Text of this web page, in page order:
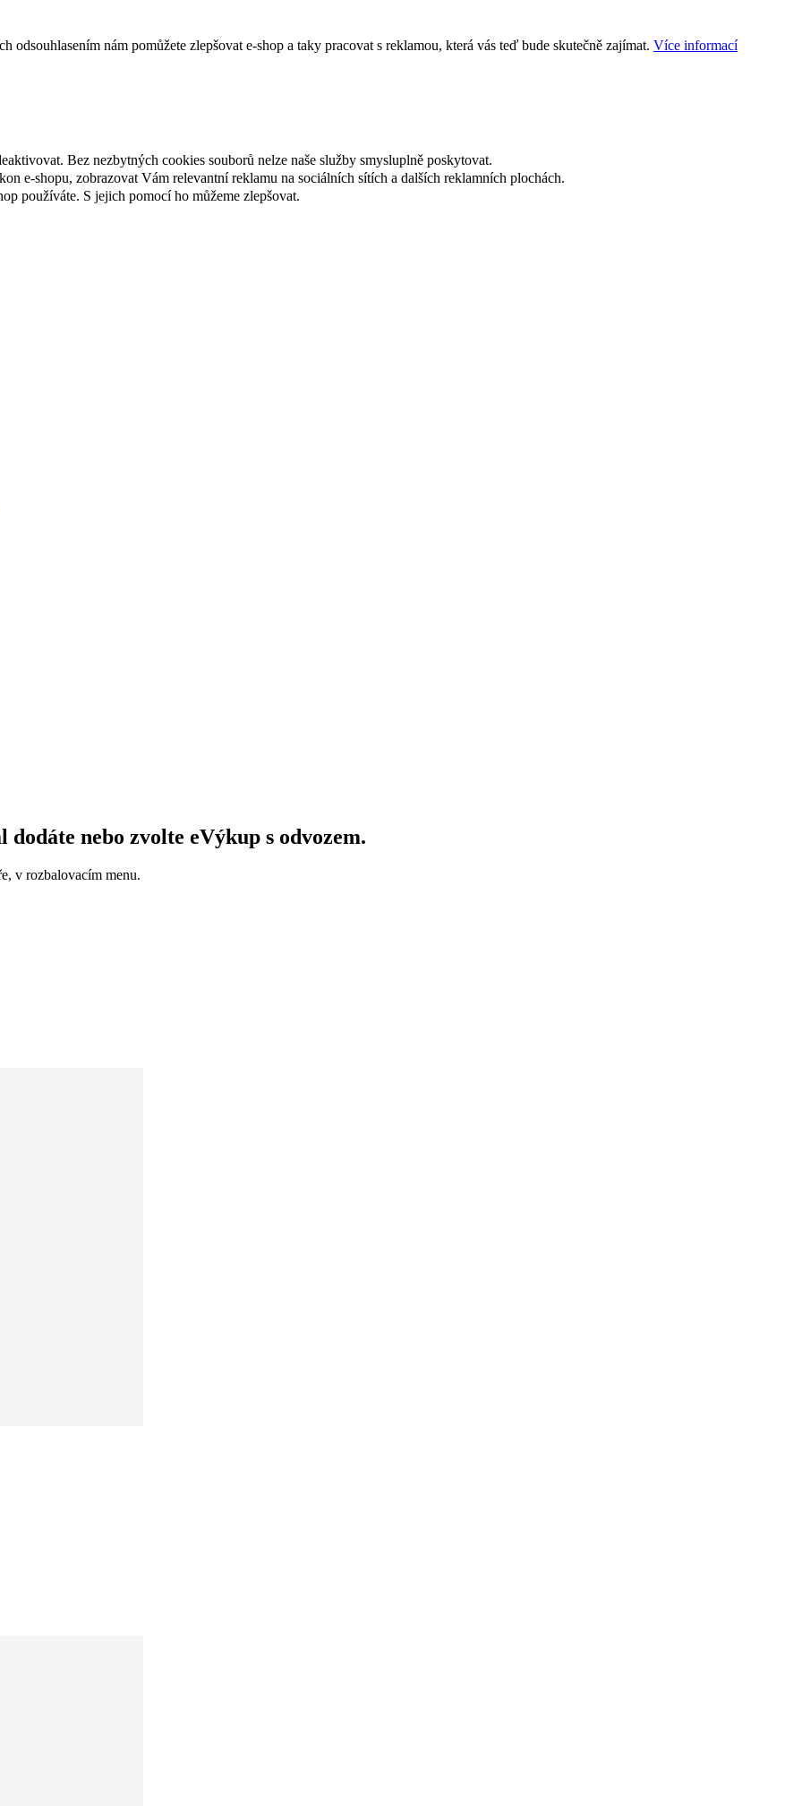
odsouhlasením nám pomůžete zlepšovat e-shop a taky pracovat s reklamou, která vás teď bude skutečně zajímat. Více informací
Bez nezbytných cookies souborů nelze naše služby smysluplně poskytovat.
e-shopu, zobrazovat Vám relevantní reklamu na sociálních sítích a dalších reklamních plochách.
používáte. S jejich pomocí ho můžeme zlepšovat.
nebo zvolte eVýkup s odvozem.
v rozbalovacím menu.